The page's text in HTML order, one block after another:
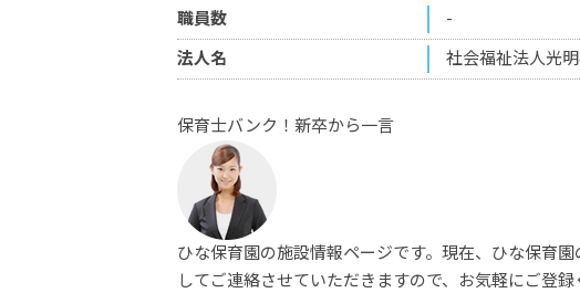
職員数
-
法人名
社会福祉法人光
保育士バンク！新卒から一言
ひな保育園の施設情報ページです。現在、ひな保育
してご連絡させていただきますので、お気軽にご登